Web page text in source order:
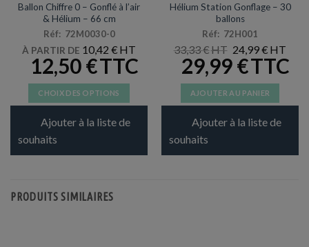
Ballon Chiffre 0 – Gonflé à l’air
& Hélium – 66 cm
Réf: 72M0030-0
À PARTIR DE 10,42 €
12,50€
CHOIX DES OPTIONS
Ce
produit
options
Ajouter à la liste de
souhaits
Hélium Station Gonflage – 30
ballons
Réf: 72H001
33,33€
LE
PRIX
INITIAL
ÉTAIT :
33,33 €.
24,99€
PRIX
EST :
29,99€
AJOUTER AU PANIER
Ajouter à la liste de
souhaits
PRODUITS SIMILAIRES